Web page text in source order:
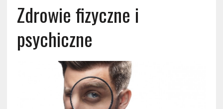
Zdrowie fizyczne i
psychiczne